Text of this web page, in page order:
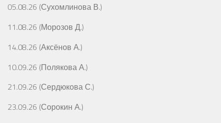
05.08.26 (Сухомлинова В.)
11.08.26 (Морозов Д.)
14.08.26 (Аксёнов А.)
10.09.26 (Полякова А.)
21.09.26 (Сердюкова С.)
23.09.26 (Сорокин А.)